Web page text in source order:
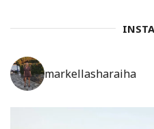
markellasharaiha